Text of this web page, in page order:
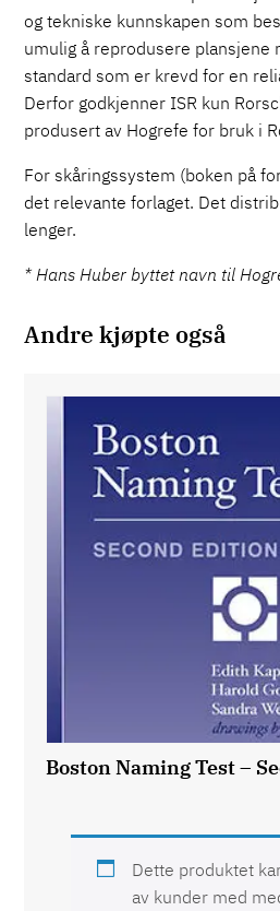
og tekniske kunnskapen som
umulig å reprodusere plansjene
standard som er krevd for en
Derfor godkjenner ISR kun
produsert av Hogrefe for bruk i
For skåringssystem (boken på
det relevante forlaget. Det
lenger.
* Hans Huber byttet navn til
Andre kjøpte også
Boston Naming Test –
Dette produktet
av kunder med